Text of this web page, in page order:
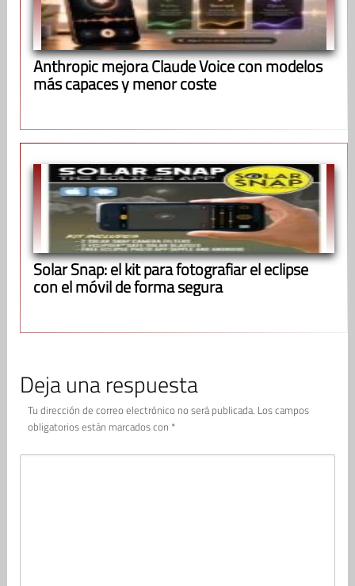
Anthropic mejora Claude Voice con modelos
más capaces y menor coste
Solar Snap: el kit para fotografiar el eclipse
con el móvil de forma segura
Deja una respuesta
Tu dirección de correo electrónico no será publicada. Los campos
obligatorios están marcados con *